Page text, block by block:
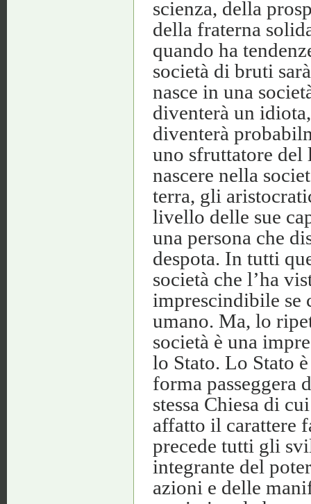
scienza, della
della fraterna
quando ha
società di bruti
nasce in una
diventerà un
diventerà
uno sfruttatore del
nascere nella
terra, gli
livello delle sue
una persona che
despota. In tutti
società che l’ha
imprescindibile se
umano. Ma, lo
società è una
lo Stato. Lo Stato
forma passeggera
stessa Chiesa di
affatto il carattere
precede tutti gli
integrante del
azioni e delle